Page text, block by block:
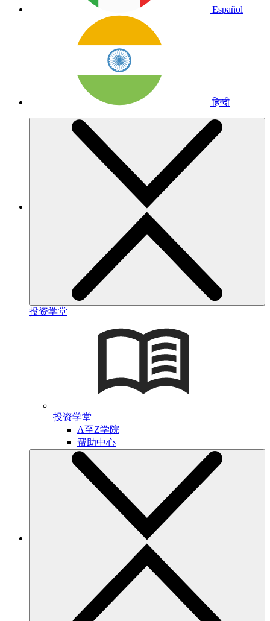
Español
हिन्दी
投资学堂
投资学堂
A至Z学院
帮助中心